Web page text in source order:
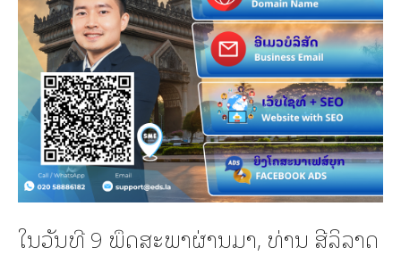
ໃນວັນທີ 9 ພຶດສະພາຜ່ານມາ, ທ່ານ ສີລິລາດ